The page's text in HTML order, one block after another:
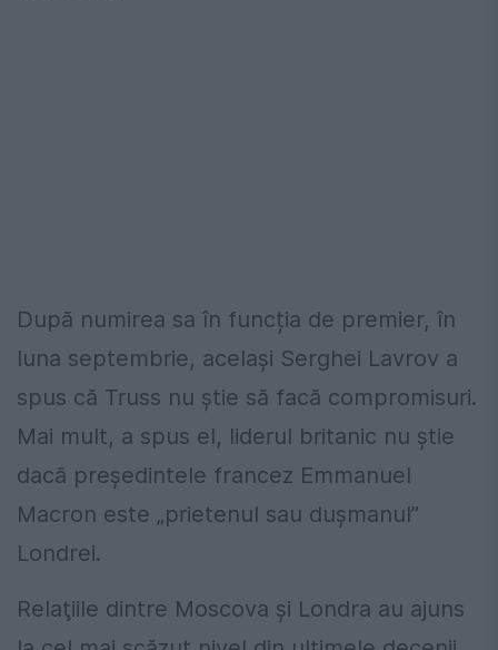
După numirea sa în funcția de premier, în
luna septembrie, același Serghei Lavrov a
spus că Truss nu ştie să facă compromisuri.
Mai mult, a spus el, liderul britanic nu ştie
dacă preşedintele francez Emmanuel
Macron este „prietenul sau duşmanul”
Londrei.
Relaţiile dintre Moscova şi Londra au ajuns